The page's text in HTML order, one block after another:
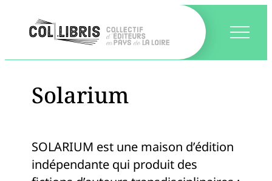
Solarium
SOLARIUM est une maison d’édition
indépendante qui produit des